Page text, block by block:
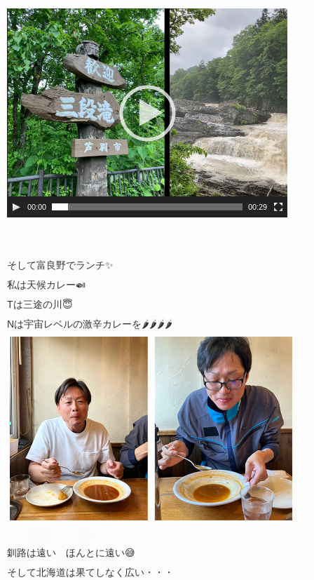
動
画
プ
レ
ー
ヤ
ー
00:00 00:29
そして富良野でランチ✨
私は天候カレー️️🍛
Tは三途の川😇
Nは宇宙レベルの激辛カレーを🌶️🌶️🌶️🌶️
釧路は遠い ほんとに遠い😅
そして北海道は果てしなく広い・・・